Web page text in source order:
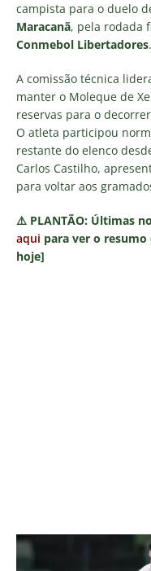
campista para o duelo
Maracanã, pela rodada
Conmebol Libertadores.
A comissão técnica
manter o Moleque de
reservas para o
O atleta participou
restante do elenco
Carlos Castilho,
para voltar aos
⚠️ PLANTÃO: Últimas
aqui para ver o
hoje]